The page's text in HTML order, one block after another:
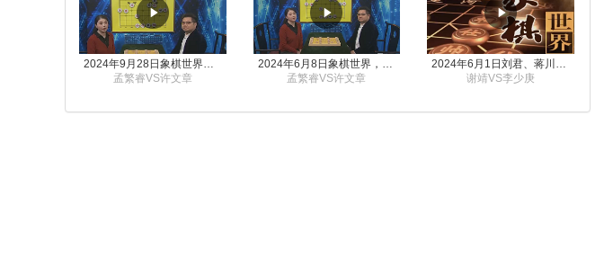
2024年9月28日象棋世界栏目，刘君、蒋川讲解了第九届杨官璘杯象棋公开赛孟繁睿与许文章的对局
孟繁睿VS许文章
2024年6月8日象棋世界，刘君、蒋川讲解了第九届杨官璘杯全国象棋公开赛孟繁睿与许文章的对局
孟繁睿VS许文章
2024年6月1日刘君、蒋川讲解第三届上海杯象棋大师赛谢靖与李少庚的对局
谢靖VS李少庚